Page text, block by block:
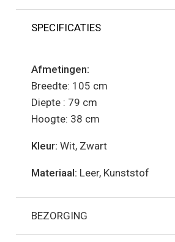
SPECIFICATIES
Afmetingen:
Breedte: 105 cm
Diepte : 79 cm
Hoogte: 38 cm
Kleur: Wit, Zwart
Materiaal: Leer, Kunststof
BEZORGING